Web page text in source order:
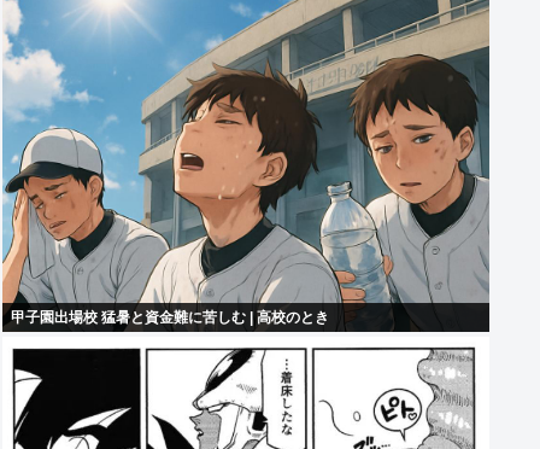
甲子園出場校 猛暑と資金難に苦しむ | 高校のとき